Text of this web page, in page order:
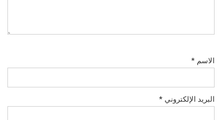
الاسم *
البريد الإلكتروني *